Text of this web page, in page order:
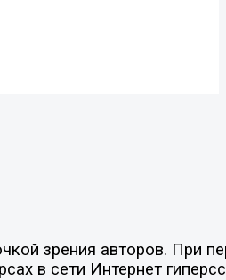
зрения авторов. При
в сети Интернет